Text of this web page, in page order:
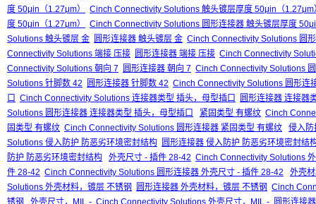
度 50μin（1.27μm）
Cinch Connectivity Solutions 触头镀层厚度 50μin（1.27μm
度 50μin（1.27μm）
Cinch Connectivity Solutions 圆形连接器 触头镀层厚度
Solutions 触头镀层 金 圆形连接器 触头镀层 金 Cinch Connectivity Solutions 圆
Connectivity Solutions 端接 压接 圆形连接器 端接 压接 Cinch Connectivity
Connectivity Solutions 朝向 7
圆形连接器 朝向 7 Cinch Connectivity Solutions
Solutions 针脚数 42
圆形连接器 针脚数 42 Cinch Connectivity Solutions 圆形连
口 Cinch Connectivity Solutions 连接器类型 插头，母型插口
圆形连接器 连接器
Solutions 圆形连接器 连接器类型 插头，母型插口
紧固类型 有螺纹 Cinch
固类型 有螺纹 Cinch Connectivity Solutions 圆形连接器 紧固类型 有螺纹
侵入防
Solutions 侵入防护 防恶劣环境密封结构 圆形连接器 侵入防护 防恶劣环境密封结
防护 防恶劣环境密封结构
外壳尺寸 - 插件 28-42 Cinch Connectivity Solutions
件 28-42 Cinch Connectivity Solutions 圆形连接器 外壳尺寸 - 插件 28-42
外壳
Solutions 外壳材料，镀层 不锈钢
圆形连接器 外壳材料，镀层 不锈钢 Cinch
锈钢
外壳尺寸，MIL - Cinch Connectivity Solutions 外壳尺寸，MIL - 圆形连接